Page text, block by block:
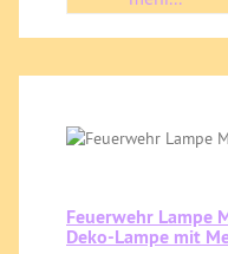
Feuerwehr Lampe
Deko-Lampe mit